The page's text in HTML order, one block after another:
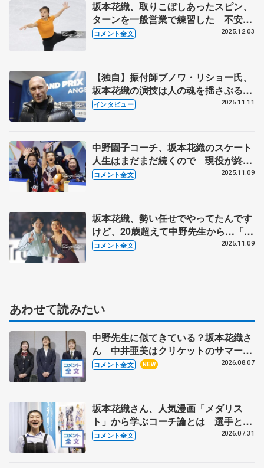
坂本花織、取りこぼしあったスピン、
ターンを一般営業で練習した 不安を
取り除き「オリンピックへ、ここで一
コメント全文 2025.12.03
【独自】振付師ブノワ・リショー氏、
坂本花織の演技は人の魂を揺さぶる
引退シーズンSPは傑作の予感「この
インタビュー 2025.11.11
中野園子コーチ、坂本花織のスケート
人生はまだまだ続くので 現役が終わ
るだけで最後という感じしない「たぶ
コメント全文 2025.11.09
坂本花織、勢い任せでやってたんです
けど、20歳超えて中野先生から…「そ
うなのか、と思って考えるようになり
コメント全文 2025.11.09
あわせて読みたい
中野先生に似てきている？坂本花織さ
ん 中井亜美はクリケットのサマーキ
ャンプに 島田麻央はたくさん試合に
コメント全文 NEW 2026.08.07
坂本花織さん、人気漫画「メダリス
ト」から学ぶコーチ論とは 選手とし
て先頭でやってきて「後輩に受け継い
コメント全文 2026.07.31